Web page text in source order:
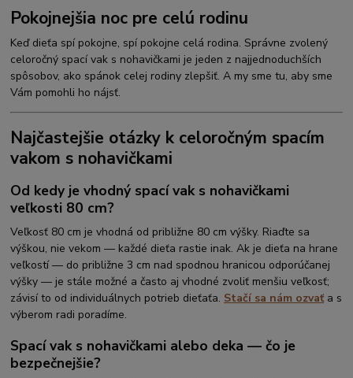
Pokojnejšia noc pre celú rodinu
Keď dieťa spí pokojne, spí pokojne celá rodina. Správne zvolený
celoročný spací vak s nohavičkami je jeden z najjednoduchších
spôsobov, ako spánok celej rodiny zlepšiť. A my sme tu, aby sme
Vám pomohli ho nájsť.
Najčastejšie otázky k celoročným spacím
vakom s nohavičkami
Od kedy je vhodný spací vak s nohavičkami
veľkosti 80 cm?
Veľkosť 80 cm je vhodná od približne 80 cm výšky. Riaďte sa
výškou, nie vekom — každé dieťa rastie inak. Ak je dieťa na hrane
veľkostí — do približne 3 cm nad spodnou hranicou odporúčanej
výšky — je stále možné a často aj vhodné zvoliť menšiu veľkosť;
závisí to od individuálnych potrieb dieťaťa. Stačí sa nám ozvaťa s
výberom radi poradíme.
Spací vak s nohavičkami alebo deka — čo je
bezpečnejšie?